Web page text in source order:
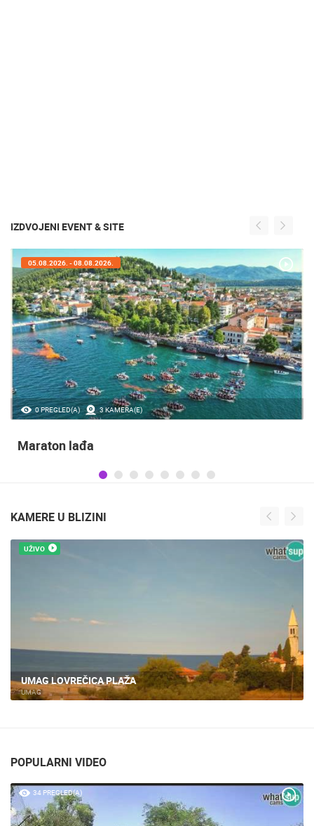
IZDVOJENI EVENT & SITE
35.23M PREGLED(A) 56 KAMERA(E)
05.08.2026. - 05.08.2026.
Obilježavanje Dana pobjede i domovinske
UMAG LOVREČICA PLAŽA
34 PREGLED(A)